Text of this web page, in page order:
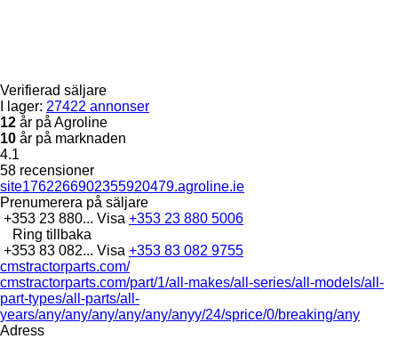
Verifierad säljare
I lager: 27422 annonser
12 år på Agroline
10 år på marknaden
4.1
58 recensioner
site1762266902355920479.agroline.ie
Prenumerera på säljare
+353 23 880... Visa +353 23 880 5006
Ring tillbaka
+353 83 082... Visa +353 83 082 9755
cmstractorparts.com/
cmstractorparts.com/part/1/all-makes/all-series/all-models/all-
part-types/all-parts/all-
years/any/any/any/any/any/anyy/24/sprice/0/breaking/any
Adress